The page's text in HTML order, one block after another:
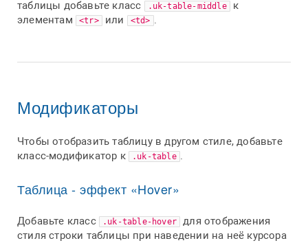
таблицы добавьте класс
.uk-table-middle
к
элементам
<tr> или <td> .
Модификаторы
Чтобы отобразить таблицу в другом стиле, добавьте
класс-модификатор к
.uk-table .
Таблица - эффект «Hover»
Добавьте класс .uk-table-hover
для отображения
стиля строки таблицы при наведении на неё курсора